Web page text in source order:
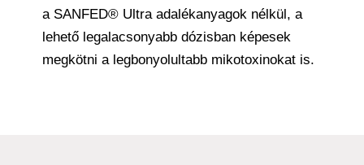
a SANFED® Ultra adalékanyagok nélkül, a
lehető legalacsonyabb dózisban képesek
megkötni a legbonyolultabb mikotoxinokat is.